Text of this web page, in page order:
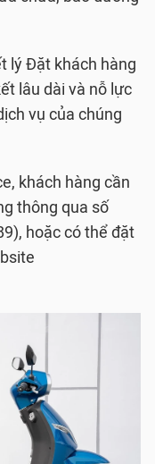
lý Đặt khách hàng
lâu dài và nỗ lực
vụ của chúng
khách hàng cần
thông qua số
hoặc có thể đặt